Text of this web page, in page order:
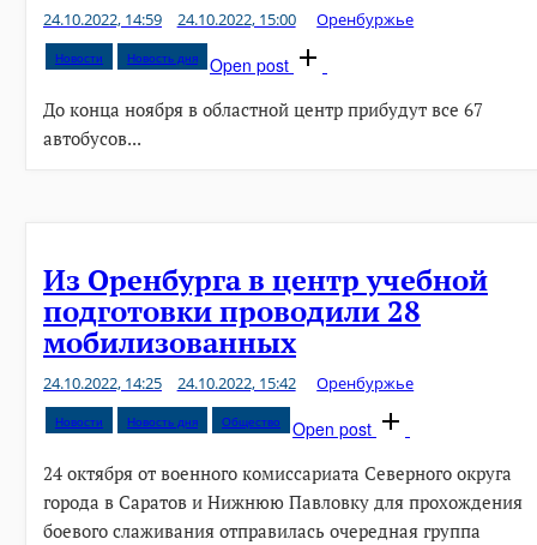
24.10.2022, 14:59 24.10.2022, 15:00 Оренбуржье
Новости Новость дня
Open post
До конца ноября в областной центр прибудут все 67
автобусов...
Из Оренбурга в центр учебной
подготовки проводили 28
мобилизованных
24.10.2022, 14:25 24.10.2022, 15:42 Оренбуржье
Новости Новость дня Общество
Open post
24 октября от военного комиссариата Северного округа
города в Саратов и Нижнюю Павловку для прохождения
боевого слаживания отправилась очередная группа